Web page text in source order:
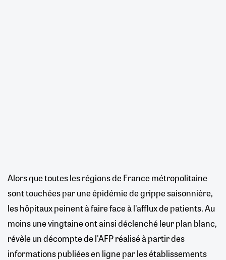
Alors que toutes les régions de France métropolitaine
sont touchées par une épidémie de grippe saisonnière,
les hôpitaux peinent à faire face à l'afflux de patients. Au
moins une vingtaine ont ainsi déclenché leur plan blanc,
révèle un décompte de l'AFP réalisé à partir des
informations publiées en ligne par les établissements